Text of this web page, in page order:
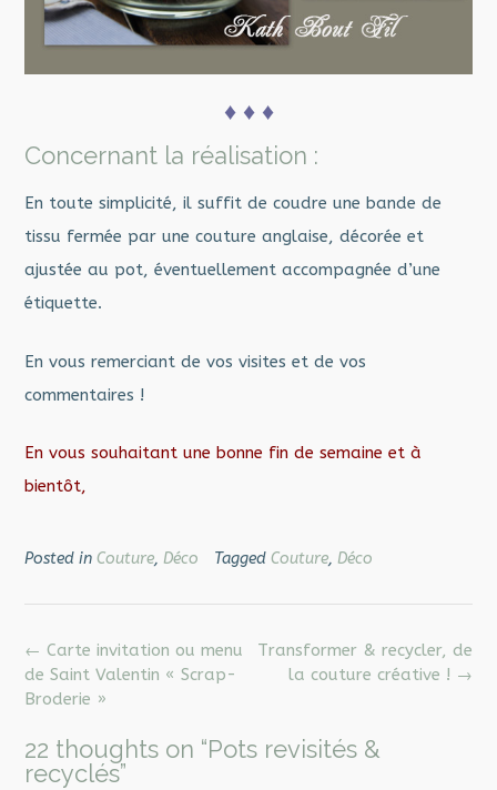
♦ ♦ ♦
Concernant la réalisation :
En toute simplicité, il suffit de coudre une bande de
tissu fermée par une couture anglaise, décorée et
ajustée au pot, éventuellement accompagnée d’une
étiquette.
En vous remerciant de vos visites et de vos
commentaires !
En vous souhaitant une bonne fin de semaine et à
bientôt,
Posted in Couture, Déco Tagged Couture, Déco
Post
navigation
Transformer & recycler, de
la couture créative ! →
← Carte invitation ou menu
de Saint Valentin « Scrap-
Broderie »
22 thoughts on “Pots revisités &
recyclés”